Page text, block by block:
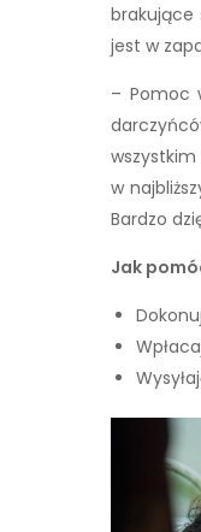
brakujące
jest w
– Pomoc
w
Bardzo
Jak